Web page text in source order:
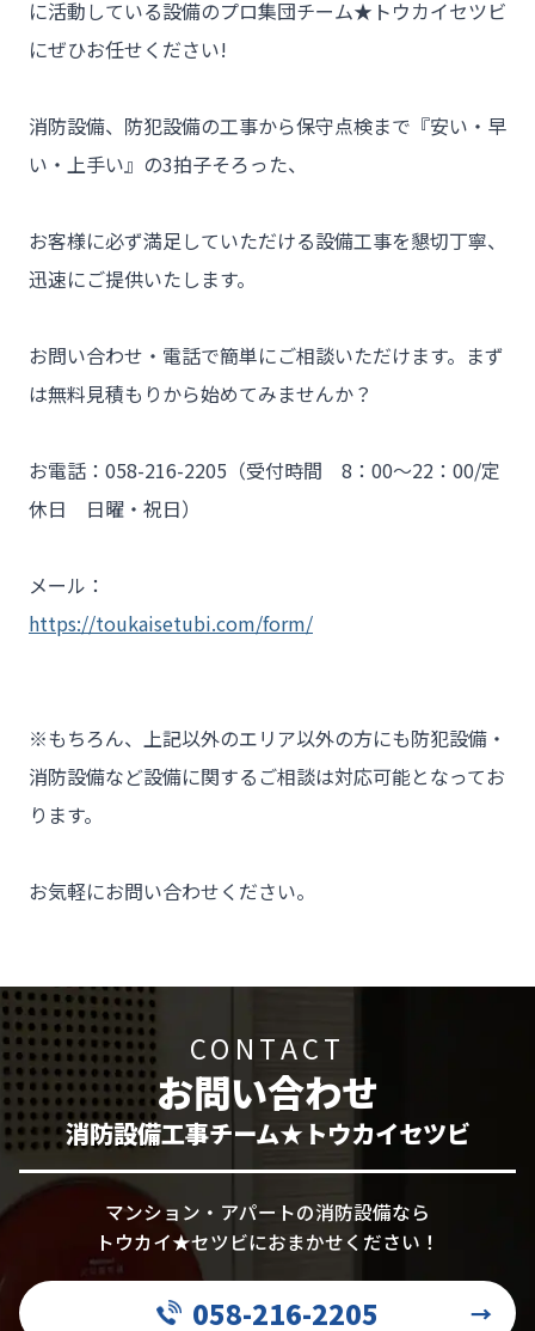
- 施工事例
- 会社概要
- お問い合わせ
に活動している設備のプロ集団チーム★トウカイセツビ
にぜひお任せください!
消防設備、防犯設備の工事から保守点検まで『安い・早
い・上手い』の3拍子そろった、
お客様に必ず満足していただける設備工事を懇切丁寧、
迅速にご提供いたします。
お問い合わせ・電話で簡単にご相談いただけます。まず
は無料見積もりから始めてみませんか？
お電話：058-216-2205（受付時間　8：00～22：00/定
休日　日曜・祝日）
メール：
https://toukaisetubi.com/form/
※もちろん、上記以外のエリア以外の方にも防犯設備・
消防設備など設備に関するご相談は対応可能となってお
ります。
お気軽にお問い合わせください。
CONTACT
お問い合わせ
消防設備工事チーム★トウカイセツビ
マンション・アパートの消防設備なら
トウカイ★セツビにおまかせください！
058-216-2205 →